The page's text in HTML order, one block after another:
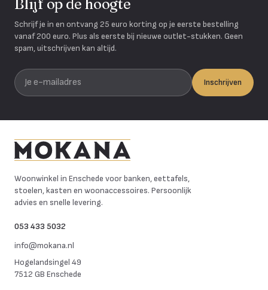
Blijf op de hoogte
Schrijf je in en ontvang 25 euro korting op je eerste bestelling
vanaf 200 euro. Plus als eerste bij nieuwe outlet-stukken. Geen
spam, uitschrijven kan altijd.
Je e-mailadres
Inschrijven
Woonwinkel in Enschede voor banken, eettafels,
stoelen, kasten en woonaccessoires. Persoonlijk
advies en snelle levering.
053 433 5032
info@mokana.nl
Hogelandsingel 49
7512 GB Enschede